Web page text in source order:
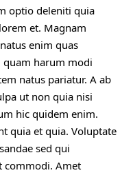
optio deleniti quia
et. Magnam
enim quas
quam harum modi
natus pariatur. A ab
ut non quia nisi
hic quidem enim.
quia et quia. Voluptate
sed qui
commodi. Amet